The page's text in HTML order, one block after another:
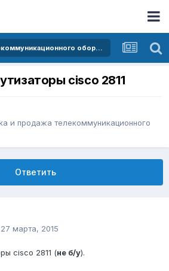
Покупка и продажа телекоммуникационного оборудования
cisco 2811
и продажа телекоммуникационного
Ответить
27 марта, 2015
cisco 2811 (не б/у).